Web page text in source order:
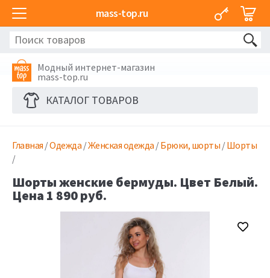
mass-top.ru
Модный интернет-магазин
mass-top.ru
КАТАЛОГ ТОВАРОВ
Главная /Одежда /Женская одежда /Брюки, шорты /Шорты
/
Шорты женские бермуды. Цвет Белый.
Цена 1 890 руб.